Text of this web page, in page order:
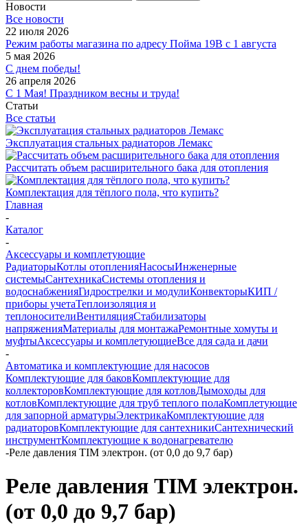
Новости
Все новости
22 июля 2026
Режим работы магазина по адресу Пойма 19В с 1 августа
5 мая 2026
С днем победы!
26 апреля 2026
С 1 Мая! Праздником весны и труда!
Статьи
Все статьи
Эксплуатация стальных радиаторов Лемакс
Рассчитать объем расширительного бака для отопления
Комплектация для тёплого пола, что купить?
Главная
-
Каталог
-
Аксессуары и комплетующие
РадиаторыКотлы отопленияНасосыИнженерные
системыСантехникаСистемы отопления и
водоснабженияГидрострелки и модулиКонвекторыКИП /
приборы учетаТеплоизоляция и
теплоносителиВентиляцияСтабилизаторы
напряженияМатериалы для монтажаРемонтные хомуты и
муфтыАксессуары и комплетующиеВсе для сада и дачи
-
Автоматика и комплектующие для насосов
Комплектующие для баковКомплектующие для
коллекторовКомплектующие для котловДымоходы для
котловКомплектующие для труб теплого полаКомплетующие
для запорной арматурыЭлектрикаКомплектующие для
радиаторовКомплектующие для сантехникиСантехнический
инструментКомплектующие к водонагревателю
-Реле давления TIM электрон. (от 0,0 до 9,7 бар)
Реле давления TIM электрон.
(от 0,0 до 9,7 бар)